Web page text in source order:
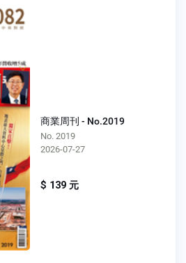
商業周刊 - No.2019
No. 2019
2026-07-27
$ 139 元